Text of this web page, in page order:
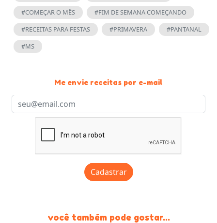
#COMEÇAR O MÊS
#FIM DE SEMANA COMEÇANDO
#RECEITAS PARA FESTAS
#PRIMAVERA
#PANTANAL
#MS
Me envie receitas por e-mail
Cadastrar
você também pode gostar...